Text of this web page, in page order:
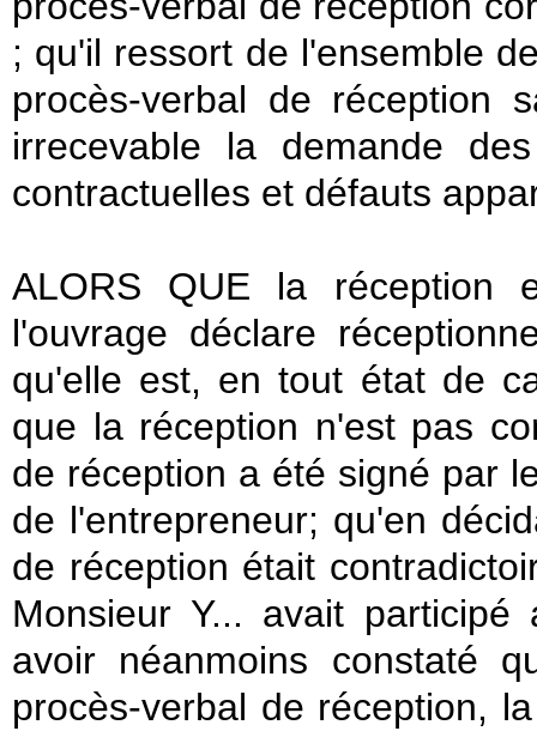
; qu'il ressort de l'ensemble
procès-verbal de réception
irrecevable la demande
contractuelles et défauts
ALORS QUE la
l'ouvrage déclare
qu'elle est, en tout état de
que la réception n'est pas
de réception a été signé par
de l'entrepreneur; qu'en
de réception était
Monsieur Y... avait
avoir néanmoins constaté
procès-verbal de réception,